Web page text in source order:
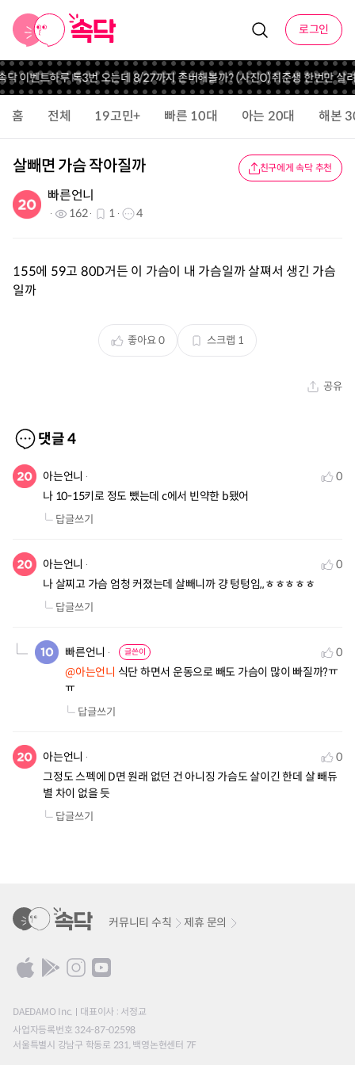
로그인
닥 이벤트하루 톡3번 오는데 8/27까지 존버해볼까? (사진O)취준생 한번만 살
홈 전체 19고민+ 빠른 10대 아는 20대 해본
살빼면 가슴 작아질까 친구에게 속닥 추천
빠른언니
162 1 4
155에 59고 80D거든 이 가슴이 내 가슴일까 살쪄서 생긴 가슴
일까
좋아요0 스크랩 1
공유
댓글4
아는언니
0
나 10-15키로 정도 뺐는데 c에서 빈약한 b됐어
답글쓰기
아는언니
0
나 살찌고 가슴 엄청 커졌는데 살빼니까 걍 텅텅임,,ㅎㅎㅎㅎㅎ
답글쓰기
빠른언니 글쓴이
0
@아는언니 식단 하면서 운동으로 빼도 가슴이 많이 빠질까?ㅠ
ㅠ
답글쓰기
아는언니
0
그정도 스펙에 D면 원래 없던 건 아니징 가슴도 살이긴 한데 살 빼듀
별 차이 없을 듯
답글쓰기
커뮤니티 수칙 제휴 문의
DAEDAMO Inc.
대표이사 : 서정교
사업자등록번호 324-87-02598
서울특별시 강남구 학동로 231, 백영논현센터 7F